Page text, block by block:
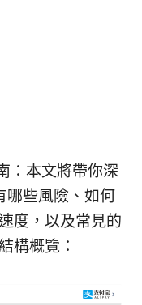
：本文將帶你深
哪些風險、如何
度，以及常見的
構概覽：